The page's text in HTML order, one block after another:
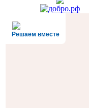
Решаем вместе